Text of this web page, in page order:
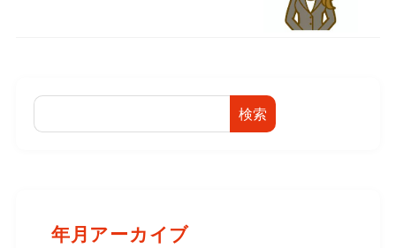
検索
年月アーカイブ